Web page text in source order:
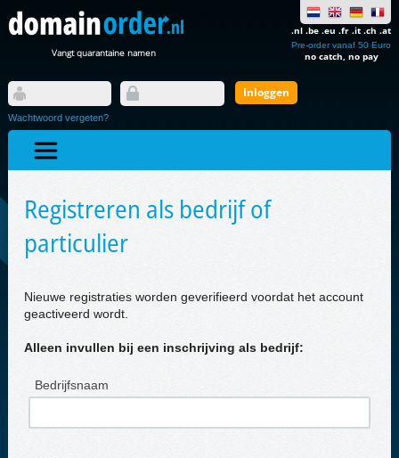
Vangt quarantaine namen
.nl .be .eu .fr .it .ch .at
Pre-order vanaf 50 Euro
no catch, no pay
Wachtwoord vergeten?
Registreren als bedrijf of
particulier
Nieuwe registraties worden geverifieerd voordat het account
geactiveerd wordt.
Alleen invullen bij een inschrijving als bedrijf:
Bedrijfsnaam